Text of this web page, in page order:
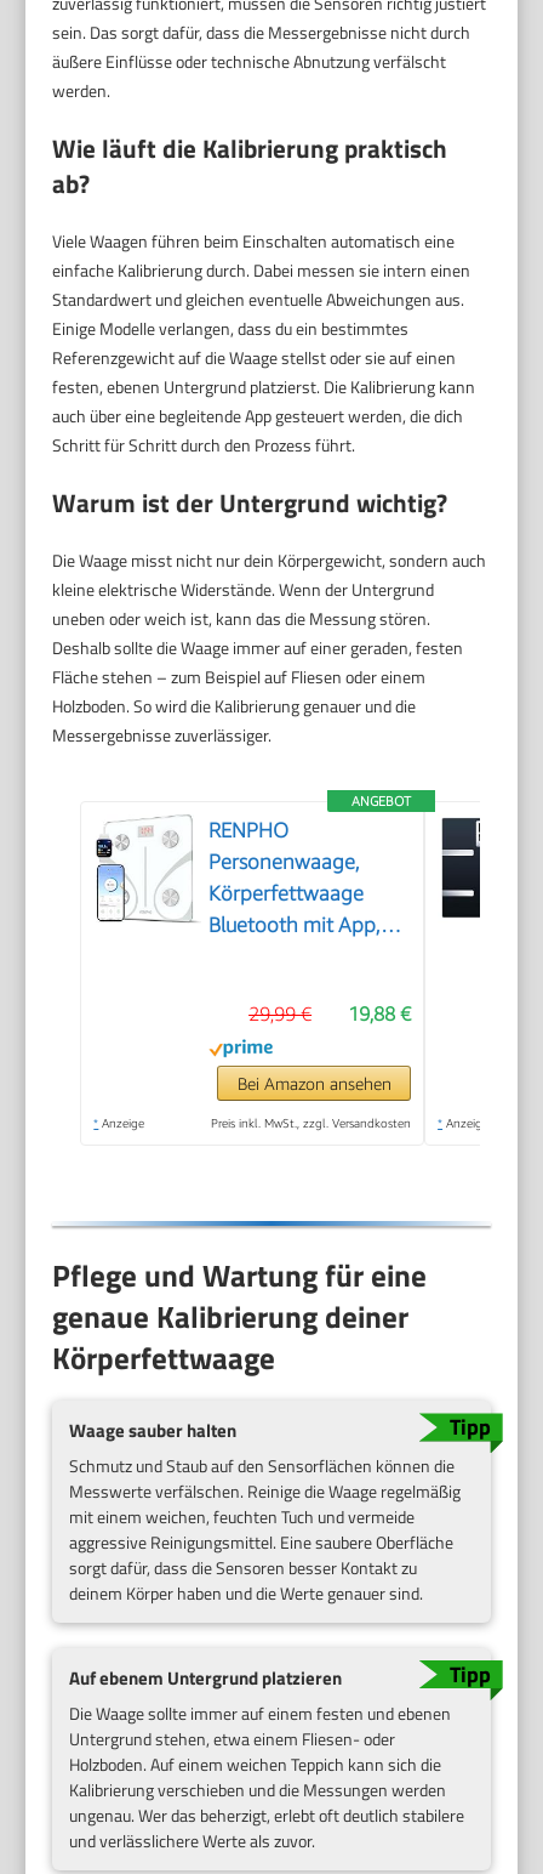
sein. Das sorgt dafür, dass die Messergebnisse nicht durch
äußere Einflüsse oder technische Abnutzung verfälscht
werden.
Wie läuft die Kalibrierung praktisch
ab?
Viele Waagen führen beim Einschalten automatisch eine
einfache Kalibrierung durch. Dabei messen sie intern einen
Standardwert und gleichen eventuelle Abweichungen aus.
Einige Modelle verlangen, dass du ein bestimmtes
Referenzgewicht auf die Waage stellst oder sie auf einen
festen, ebenen Untergrund platzierst. Die Kalibrierung kann
auch über eine begleitende App gesteuert werden, die dich
Schritt für Schritt durch den Prozess führt.
Warum ist der Untergrund wichtig?
Die Waage misst nicht nur dein Körpergewicht, sondern auch
kleine elektrische Widerstände. Wenn der Untergrund
uneben oder weich ist, kann das die Messung stören.
Deshalb sollte die Waage immer auf einer geraden, festen
Fläche stehen – zum Beispiel auf Fliesen oder einem
Holzboden. So wird die Kalibrierung genauer und die
Messergebnisse zuverlässiger.
ANGEBOT
RENPHO
Personenwaage,
Körperfettwaage
Bluetooth mit App,
19,88 €
29,99 €
Bei Amazon ansehen
* Anzeige Preis inkl. MwSt., zzgl. Versandkosten * Anzeige
Pflege und Wartung für eine
genaue Kalibrierung deiner
Körperfettwaage
Waage sauber halten
Schmutz und Staub auf den Sensorflächen können die
Messwerte verfälschen. Reinige die Waage regelmäßig
mit einem weichen, feuchten Tuch und vermeide
aggressive Reinigungsmittel. Eine saubere Oberfläche
sorgt dafür, dass die Sensoren besser Kontakt zu
deinem Körper haben und die Werte genauer sind.
Auf ebenem Untergrund platzieren
Die Waage sollte immer auf einem festen und ebenen
Untergrund stehen, etwa einem Fliesen- oder
Holzboden. Auf einem weichen Teppich kann sich die
Kalibrierung verschieben und die Messungen werden
ungenau. Wer das beherzigt, erlebt oft deutlich stabilere
und verlässlichere Werte als zuvor.